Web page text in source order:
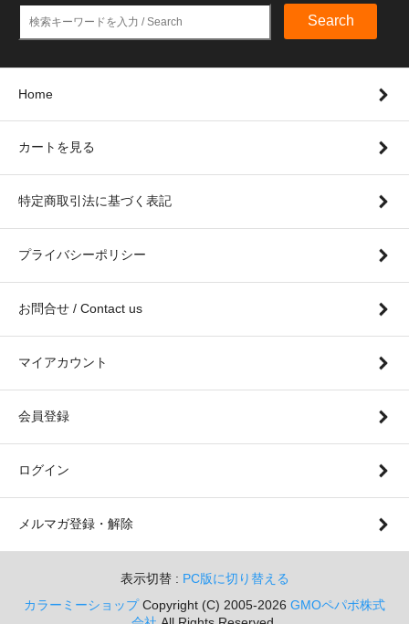
Search
Home
カートを見る
特定商取引法に基づく表記
プライバシーポリシー
お問合せ / Contact us
マイアカウント
会員登録
ログイン
メルマガ登録・解除
表示切替 : PC版に切り替える
カラーミーショップCopyright (C) 2005-2026 GMOペパボ株式